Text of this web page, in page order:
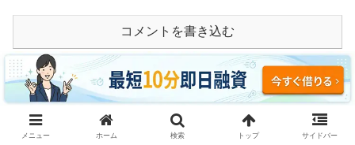
コメントを書き込む
ホーム 北海道
メニュー ホーム 検索 トップ サイドバー